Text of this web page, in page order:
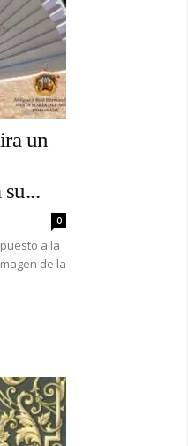
un
su...
0
a la
de la